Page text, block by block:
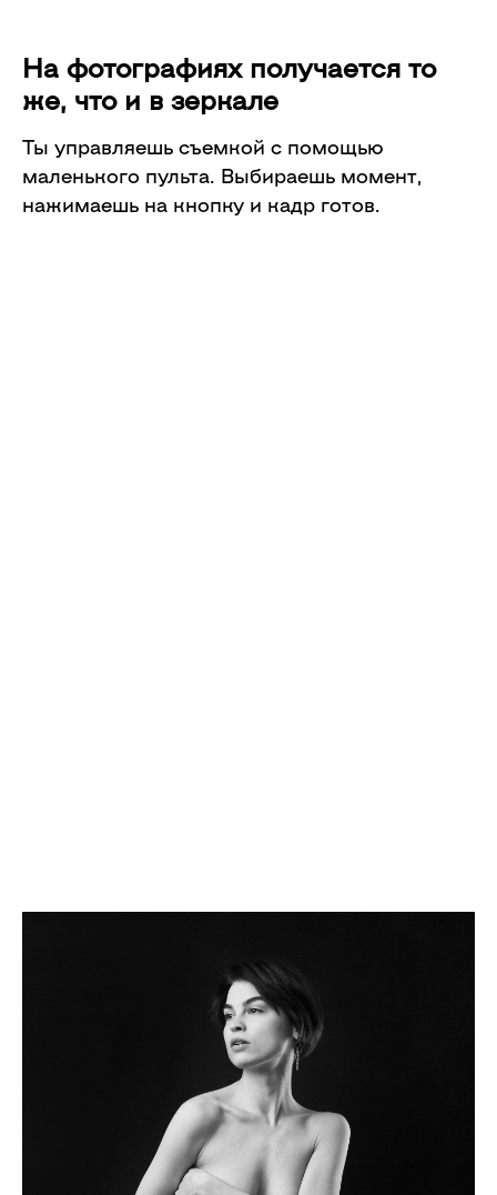
На фотографиях получается то
же, что и в зеркале
Ты управляешь съемкой с помощью
маленького пульта. Выбираешь момент,
нажимаешь на кнопку и кадр готов.